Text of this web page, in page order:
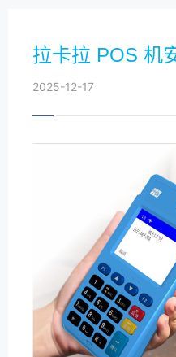
拉卡拉 POS 机
2025-12-17